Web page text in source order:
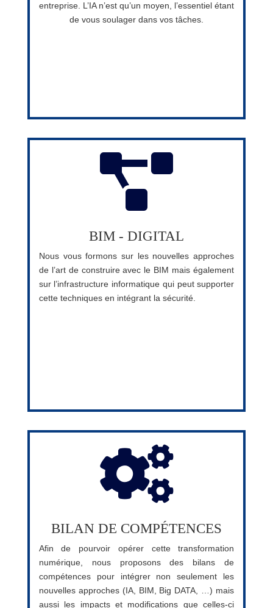
entreprise. L’IA n’est qu’un moyen, l’essentiel étant
de vous soulager dans vos tâches.

BIM - DIGITAL
Nous vous formons sur les nouvelles approches
de l’art de construire avec le BIM mais également
sur l’infrastructure informatique qui peut supporter
cette techniques en intégrant la sécurité.

BILAN DE COMPÉTENCES
Afin de pourvoir opérer cette transformation
numérique, nous proposons des bilans de
compétences pour intégrer non seulement les
nouvelles approches (IA, BIM, Big DATA, …) mais
aussi les impacts et modifications que celles-ci